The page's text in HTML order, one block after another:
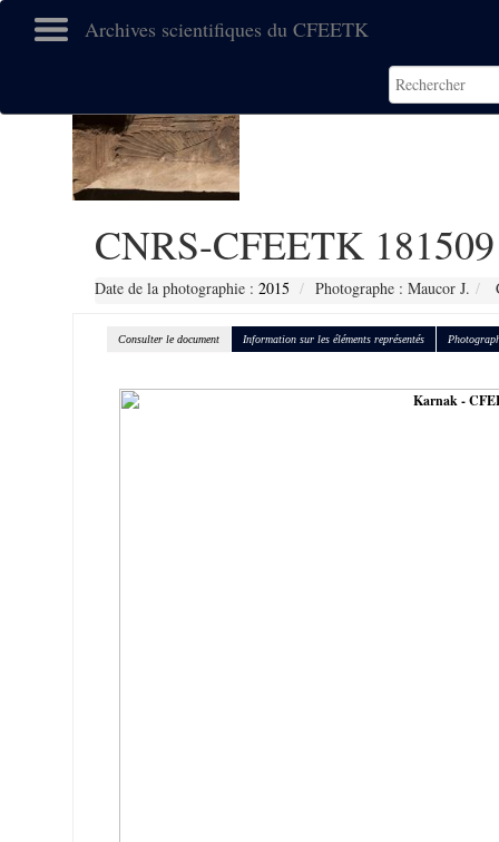
Archives scientifiques du CFEETK
CNRS-CFEETK 181509
Date de la photographie : 2015 Photographe : Maucor J.
Consulter le document Information sur les éléments représentés